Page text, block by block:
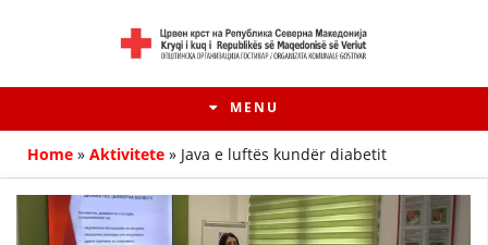
MENU
Home » Aktivitete » Java e luftës kundër diabetit